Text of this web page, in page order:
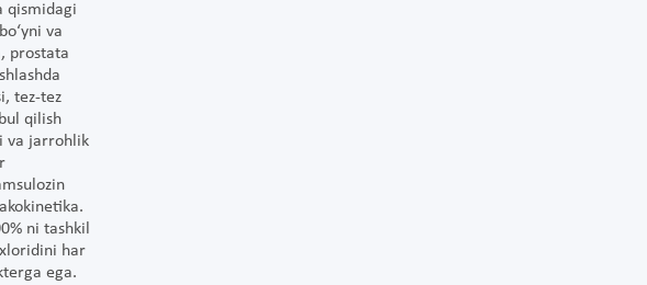
qismidagi
va
prostata
tez-tez
qilish
va jarrohlik
ni tashkil
har
ega.